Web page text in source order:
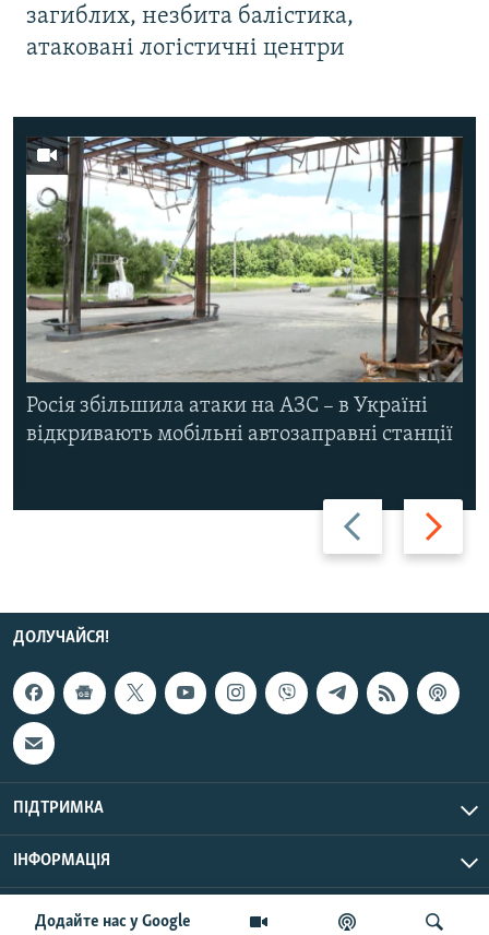
Додайте нас у Google
загиблих, незбита балістика,
атаковані логістичні центри
Назад Вперед
Росія збільшила атаки на АЗС – в Україні
відкривають мобільні автозаправні станції
ДОЛУЧАЙСЯ!
ПІДТРИМКА
ІНФОРМАЦІЯ
© Радіо Свобода, 2026 | Усі права застережено.
UTC+3